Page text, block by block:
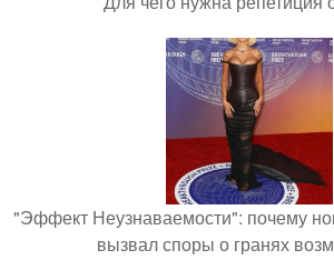
"Эффект Неузнаваемости": почему
вызвал споры о гранях